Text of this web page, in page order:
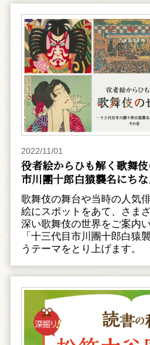
2022/11/01
役者絵からひも解く歌舞
市川團十郎白猿襲名にち
歌舞伎の舞台や当時の人気
絵にスポットをあて、さま
深い歌舞伎の世界をご案内
「十三代目市川團十郎白猿
うテーマをとり上げます。